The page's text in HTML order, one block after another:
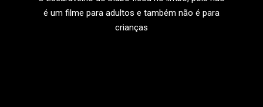
é um filme para adultos e também não é para
crianças